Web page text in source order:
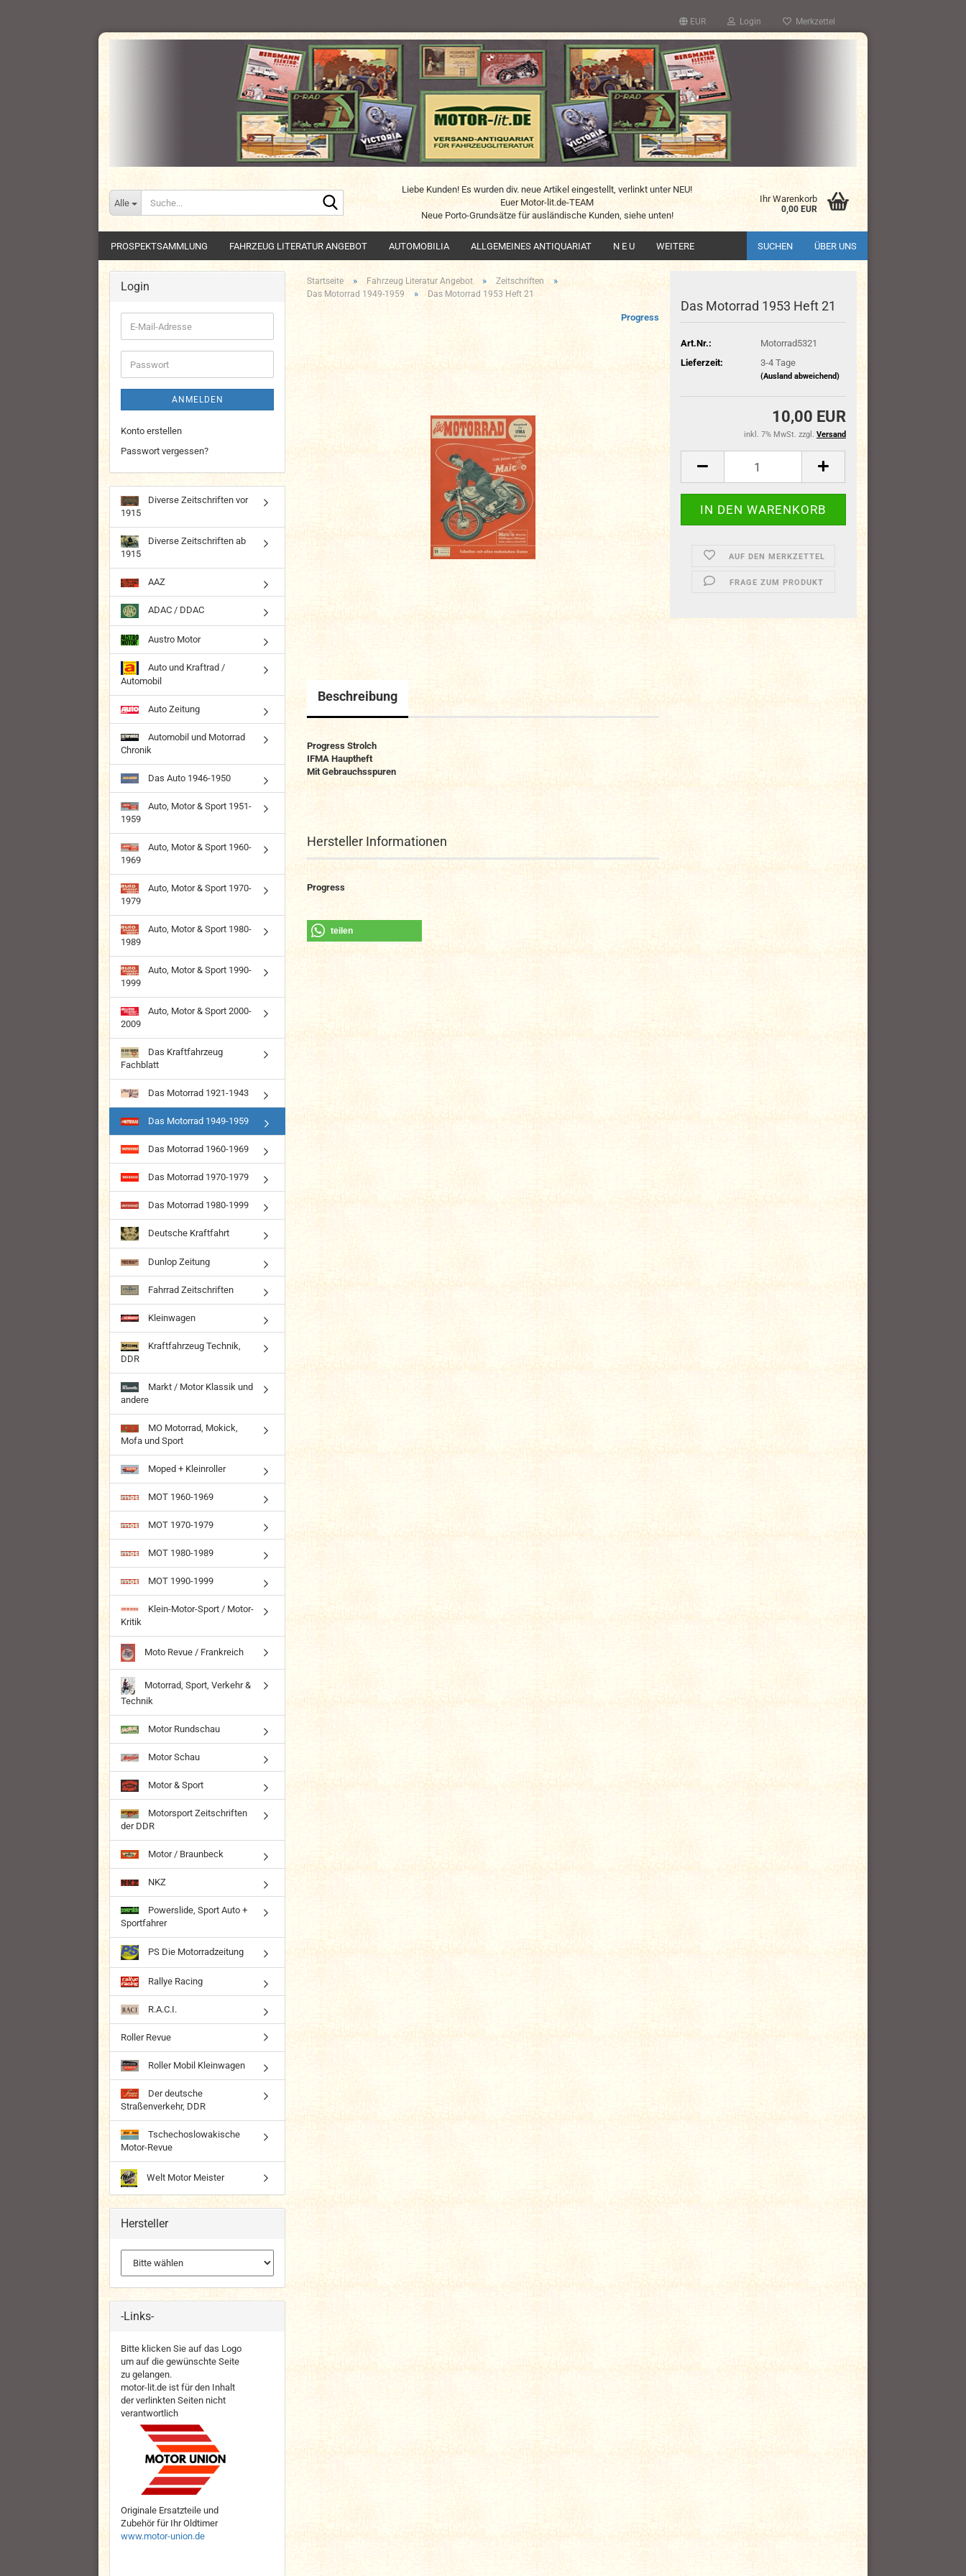
EUR Login Merkzettel
Alle
Suche...
Liebe Kunden! Es wurden div. neue Artikel eingestellt, verlinkt unter NEU!
Euer Motor-lit.de-TEAM
Neue Porto-Grundsätze für ausländische Kunden, siehe unten!
Ihr Warenkorb
0,00 EUR
PROSPEKTSAMMLUNG FAHRZEUG LITERATUR ANGEBOT AUTOMOBILIA ALLGEMEINES ANTIQUARIAT N E U SUCHEN ÜBER UNS
WEITERE
Startseite » Fahrzeug Literatur Angebot » Zeitschriften »
Das Motorrad 1949-1959 » Das Motorrad 1953 Heft 21
Progress
Das Motorrad 1953 Heft 21
Art.Nr.:
Motorrad5321
Lieferzeit:
3-4 Tage
(Ausland abweichend)
10,00 EUR
inkl. 7% MwSt. zzgl. Versand
AUF DEN MERKZETTEL
FRAGE ZUM PRODUKT
Beschreibung
Progress Strolch
IFMA Hauptheft
Mit Gebrauchsspuren
Hersteller Informationen
Progress
teilen
Login
E-
Mail-
Adresse
Passwort
ANMELDEN
Konto erstellen
Passwort vergessen?
Diverse Zeitschriften vor
1915
Diverse Zeitschriften ab
1915
AAZ
ADAC / DDAC
Austro Motor
Auto und Kraftrad /
Automobil
Auto Zeitung
Automobil und Motorrad
Chronik
Das Auto 1946-1950
Auto, Motor & Sport 1951-
1959
Auto, Motor & Sport 1960-
1969
Auto, Motor & Sport 1970-
1979
Auto, Motor & Sport 1980-
1989
Auto, Motor & Sport 1990-
1999
Auto, Motor & Sport 2000-
2009
Das Kraftfahrzeug
Fachblatt
Das Motorrad 1921-1943
Das Motorrad 1949-1959
Das Motorrad 1960-1969
Das Motorrad 1970-1979
Das Motorrad 1980-1999
Deutsche Kraftfahrt
Dunlop Zeitung
Fahrrad Zeitschriften
Kleinwagen
Kraftfahrzeug Technik,
DDR
Markt / Motor Klassik und
andere
MO Motorrad, Mokick,
Mofa und Sport
Moped + Kleinroller
MOT 1960-1969
MOT 1970-1979
MOT 1980-1989
MOT 1990-1999
Klein-Motor-Sport / Motor-
Kritik
Moto Revue / Frankreich
Motorrad, Sport, Verkehr &
Technik
Motor Rundschau
Motor Schau
Motor & Sport
Motorsport Zeitschriften
der DDR
Motor / Braunbeck
NKZ
Powerslide, Sport Auto +
Sportfahrer
PS Die Motorradzeitung
Rallye Racing
R.A.C.I.
Roller Revue
Roller Mobil Kleinwagen
Der deutsche
Straßenverkehr, DDR
Tschechoslowakische
Motor-Revue
Welt Motor Meister
Hersteller
-Links-
Bitte klicken Sie auf das Logo
um auf die gewünschte Seite
zu gelangen.
motor-lit.de ist für den Inhalt
der verlinkten Seiten nicht
verantwortlich
Originale Ersatzteile und
Zubehör für Ihr Oldtimer
www.motor-union.de